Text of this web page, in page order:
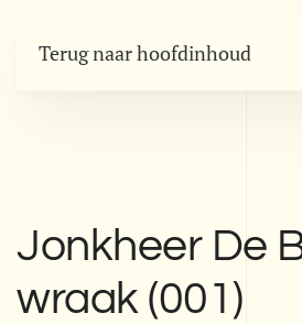
Terug naar hoofdinhoud
Jonkheer De
wraak (001)